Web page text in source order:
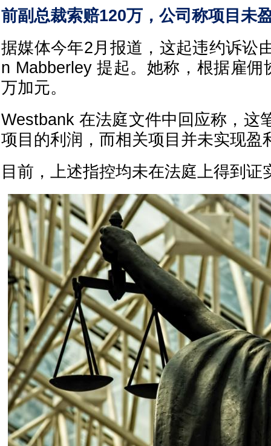
前副总裁索赔120万，公司称项目未
据媒体今年2月报道，这起违约诉讼
n Mabberley 提起。她称，根据雇佣
万加元。
Westbank 在法庭文件中回应称，这
项目的利润，而相关项目并未实现盈
目前，上述指控均未在法庭上得到证